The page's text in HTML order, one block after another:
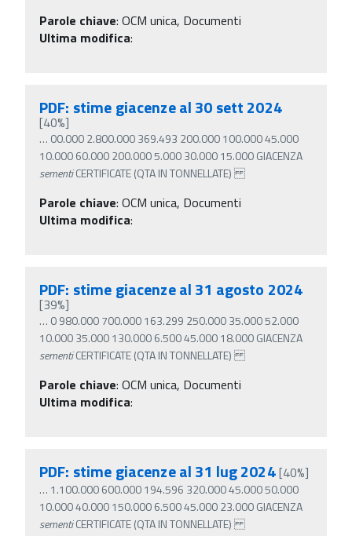
Parole chiave: OCM unica, Documenti
Ultima modifica:
PDF: stime giacenze al 30 sett 2024
[40%]
… 00.000 2.800.000 369.493 200.000 100.000 45.000
10.000 60.000 200.000 5.000 30.000 15.000 GIACENZA
sementiCERTIFICATE (QTA IN TONNELLATE)
Parole chiave: OCM unica, Documenti
Ultima modifica:
PDF: stime giacenze al 31 agosto 2024
[39%]
… 0 980.000 700.000 163.299 250.000 35.000 52.000
10.000 35.000 130.000 6.500 45.000 18.000 GIACENZA
sementiCERTIFICATE (QTA IN TONNELLATE)
Parole chiave: OCM unica, Documenti
Ultima modifica:
PDF: stime giacenze al 31 lug 2024[40%]
… 1.100.000 600.000 194.596 320.000 45.000 50.000
10.000 40.000 150.000 6.500 45.000 23.000 GIACENZA
sementiCERTIFICATE (QTA IN TONNELLATE)